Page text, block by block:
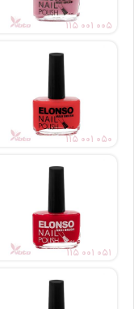
۱۱۵ ۰۰۱ ۰۰۵
۱۱۵ ۰۰۱ ۰۵۰
۱۱۵ ۰۰۱ ۰۵۱